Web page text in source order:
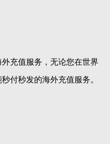
充值服务，无论您在世界
付秒发的海外充值服务。